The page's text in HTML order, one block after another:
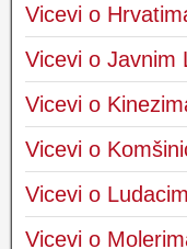
Vicevi o
Vicevi o Javnim
Vicevi o
Vicevi o
Vicevi o
Vicevi o